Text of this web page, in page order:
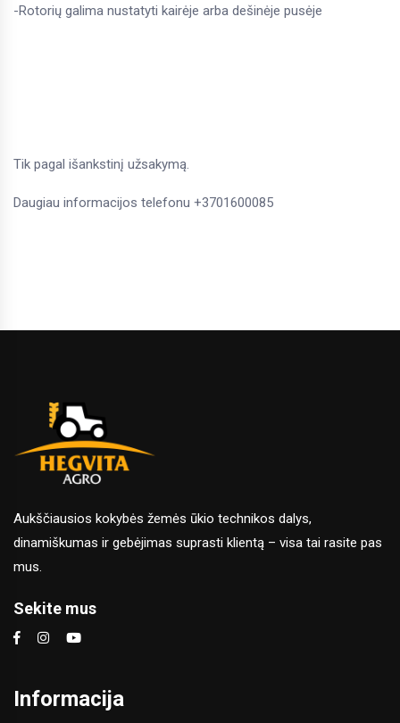
-Rotorių galima nustatyti kairėje arba dešinėje pusėje
Tik pagal išankstinį užsakymą.
Daugiau informacijos telefonu +3701600085
Aukščiausios kokybės žemės ūkio technikos dalys,
dinamiškumas ir gebėjimas suprasti klientą – visa tai rasite pas
mus.
Sekite mus
Informacija